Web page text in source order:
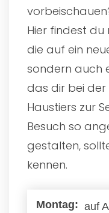
Hier findest du
die auf ein
sondern auch
das dir bei der
Haustiers zur
Besuch so
gestalten,
kennen.
auf